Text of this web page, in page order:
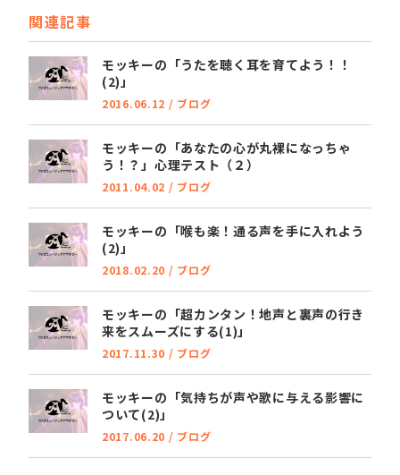
関連記事
モッキーの「うたを聴く耳を育てよう！！
(2)」
2016.06.12 / ブログ
モッキーの「あなたの心が丸裸になっちゃ
う！？」心理テスト（２）
2011.04.02 / ブログ
モッキーの「喉も楽！通る声を手に入れよう
(2)」
2018.02.20 / ブログ
モッキーの「超カンタン！地声と裏声の行き
来をスムーズにする(1)」
2017.11.30 / ブログ
モッキーの「気持ちが声や歌に与える影響に
ついて(2)」
2017.06.20 / ブログ